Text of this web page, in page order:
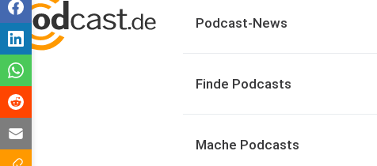
Podcast-News
Finde Podcasts
Mache Podcasts